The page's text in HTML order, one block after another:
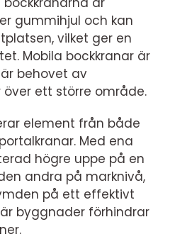
gummihjul och kan
vilket ger en
Mobila bockkranar är
behovet av
ett större område.
element från både
Med ena
högre uppe på en
andra på marknivå,
på ett effektivt
byggnader förhindrar